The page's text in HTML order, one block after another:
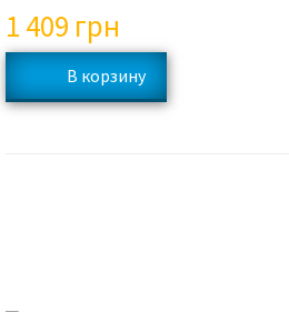
1 409 грн